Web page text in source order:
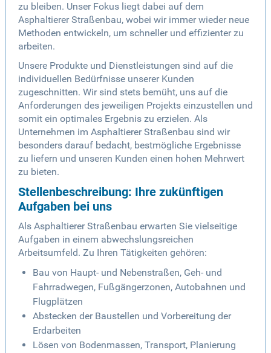
zu bleiben. Unser Fokus liegt dabei auf dem
Asphaltierer Straßenbau, wobei wir immer wieder neue
Methoden entwickeln, um schneller und effizienter zu
arbeiten.
Unsere Produkte und Dienstleistungen sind auf die
individuellen Bedürfnisse unserer Kunden
zugeschnitten. Wir sind stets bemüht, uns auf die
Anforderungen des jeweiligen Projekts einzustellen und
somit ein optimales Ergebnis zu erzielen. Als
Unternehmen im Asphaltierer Straßenbau sind wir
besonders darauf bedacht, bestmögliche Ergebnisse
zu liefern und unseren Kunden einen hohen Mehrwert
zu bieten.
Stellenbeschreibung: Ihre zukünftigen
Aufgaben bei uns
Als Asphaltierer Straßenbau erwarten Sie vielseitige
Aufgaben in einem abwechslungsreichen
Arbeitsumfeld. Zu Ihren Tätigkeiten gehören:
Bau von Haupt- und Nebenstraßen, Geh- und
Fahrradwegen, Fußgängerzonen, Autobahnen und
Flugplätzen
Abstecken der Baustellen und Vorbereitung der
Erdarbeiten
Lösen von Bodenmassen, Transport, Planierung